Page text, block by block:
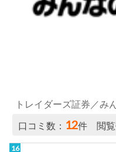
トレイダーズ証券／み
口コミ数： 12件 閲覧